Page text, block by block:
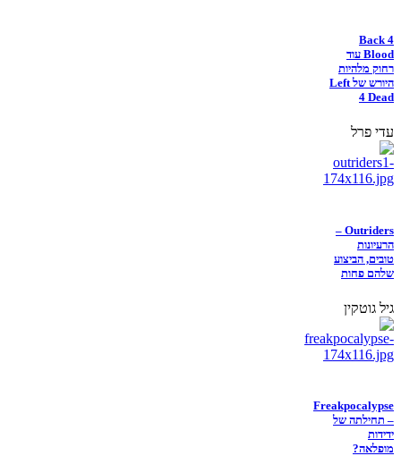
Back 4
Blood עוד
רחוק מלהיות
היורש של Left
4 Dead
עדי פרל
Outriders –
הרעיונות
טובים, הביצוע
שלהם פחות
גיל גוטקין
Freakpocalypse
– תחילתה של
ידידות
מופלאה?